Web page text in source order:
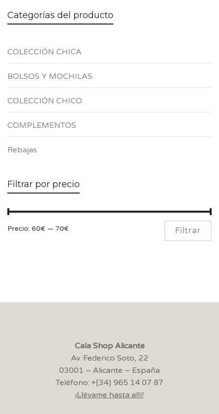
Categorías del producto
COLECCIÓN CHICA
BOLSOS Y MOCHILAS
COLECCIÓN CHICO
COMPLEMENTOS
Rebajas
Filtrar por precio
Filtrar
Precio: 60€ — 70€
Cala Shop Alicante
Av. Federico Soto, 22
03001 – Alicante – España
Teléfono: +[34] 965 14 07 87
¡Llévame hasta allí!